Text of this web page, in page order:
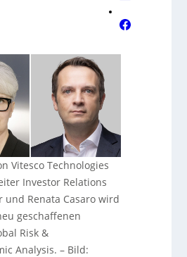
Vitesco Technologies
Investor Relations
und Renata Casaro wird
geschaffenen
Risk &
Analysis. – Bild: